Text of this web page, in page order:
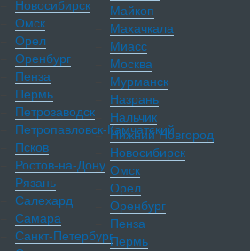
Новосибирск
Омск
Орел
Оренбург
Пенза
Пермь
Петрозаводск
Петропавловск-Камчатский
Псков
Ростов-на-Дону
Рязань
Салехард
Самара
Санкт-Петербург
Майкоп
Махачкала
Миасс
Москва
Мурманск
Назрань
Нальчик
Нижний Новгород
Новосибирск
Омск
Орел
Оренбург
Пенза
Пермь